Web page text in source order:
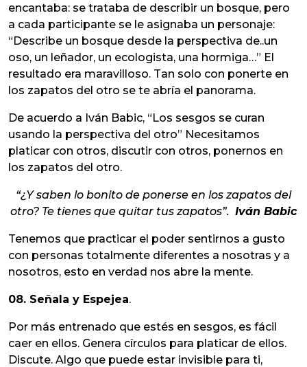
encantaba: se trataba de describir un bosque, pero
a cada participante se le asignaba un personaje:
“Describe un bosque desde la perspectiva de..un
oso, un leñador, un ecologista, una hormiga…” El
resultado era maravilloso. Tan solo con ponerte en
los zapatos del otro se te abría el panorama.
De acuerdo a Iván Babic, “Los sesgos se curan
usando la perspectiva del otro” Necesitamos
platicar con otros, discutir con otros, ponernos en
los zapatos del otro.
“¿Y saben lo bonito de ponerse en los zapatos del
otro? Te tienes que quitar tus zapatos”. Iván Babic
Tenemos que practicar el poder sentirnos a gusto
con personas totalmente diferentes a nosotras y a
nosotros, esto en verdad nos abre la mente.
08. Señala y Espejea.
Por más entrenado que estés en sesgos, es fácil
caer en ellos. Genera círculos para platicar de ellos.
Discute. Algo que puede estar invisible para ti,